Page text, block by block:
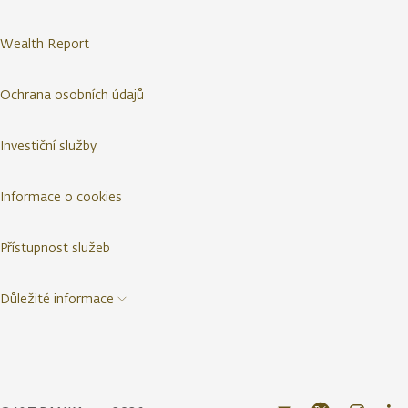
Wealth Report
Ochrana osobních údajů
Investiční služby
Informace o cookies
Přístupnost služeb
Důležité informace